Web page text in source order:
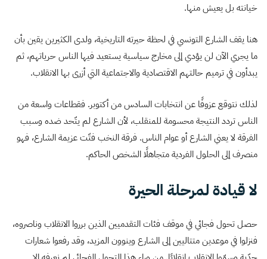
خيانته بل يعيش منها.
هنا يقف الشارع التونسي في لحظة حيرته التاريخية، ولدى الكثيرين يقين بأن
ما يجري الآن لن يؤدي إلى مخارج سياسية يستعيد فيها الناس حرياتهم، ثم
يبدأون في ترميم حالتهم الاقتصادية والاجتماعية التي أزرى بها الانقلاب.
لذلك نتوقع عزوفًا عن انتخابات السادس من أكتوبر. فقطاعات واسعة من
الناس تردد النتيجة محسومة للمنقلب، لأن الشارع لم يتّحد ضده وسبب
الفرقة لا يعني الشارع أو عوام الناس. فرقة النخب فتّت عزيمة الشارع، فهو
منصرف إلى الحلول الفردية متجاهلًا الشخص الحاكم.
لا قيادة لمرحلة الحيرة
حصل تحول فجائي في موقف فئات التقدميين الذين برروا الانقلاب وناصروه،
فنزلوا في موعدين متتاليين إلى الشارع وينوون المزيد، وقد رفعوا شعارات